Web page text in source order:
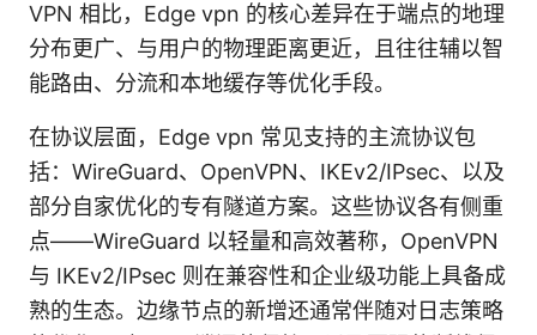
VPN 相比，Edge vpn 的核心差异在于端点的地理
分布更广、与用户的物理距离更近，且往往辅以智
能路由、分流和本地缓存等优化手段。
在协议层面，Edge vpn 常见支持的主流协议包
括：WireGuard、OpenVPN、IKEv2/IPsec、以及
部分自家优化的专有隧道方案。这些协议各有侧重
点——WireGuard 以轻量和高效著称，OpenVPN
与 IKEv2/IPsec 则在兼容性和企业级功能上具备成
熟的生态。边缘节点的新增还通常伴随对日志策略